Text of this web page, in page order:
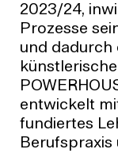
2023/24,
Prozesse
und dadurch
entwickelt
fundiertes
Berufspraxis